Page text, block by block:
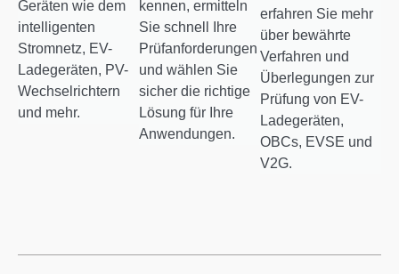
Geräten wie dem
intelligenten
Stromnetz, EV-
Ladegeräten, PV-
Wechselrichtern
und mehr.
kennen, ermitteln
Sie schnell Ihre
Prüfanforderungen
und wählen Sie
sicher die richtige
Lösung für Ihre
Anwendungen.
erfahren Sie mehr
über bewährte
Verfahren und
Überlegungen zur
Prüfung von EV-
Ladegeräten,
OBCs, EVSE und
V2G.